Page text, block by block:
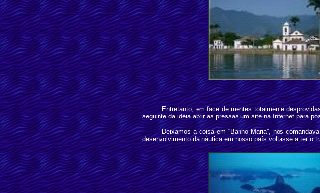
Entretanto, em face de mentes totalmente
seguinte da idéia abrir as pressas um site na Internet para
Deixamos a coisa em “Banho Maria”, nos
desenvolvimento da náutica em nosso país voltasse a ter o